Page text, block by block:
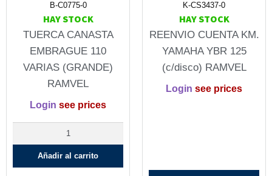
B-C0775-0
HAY STOCK
TUERCA CANASTA
EMBRAGUE 110
VARIAS (GRANDE)
RAMVEL
Login see prices
Añadir al carrito
K-CS3437-0
HAY STOCK
REENVIO CUENTA KM.
YAMAHA YBR 125
(c/disco) RAMVEL
Login see prices